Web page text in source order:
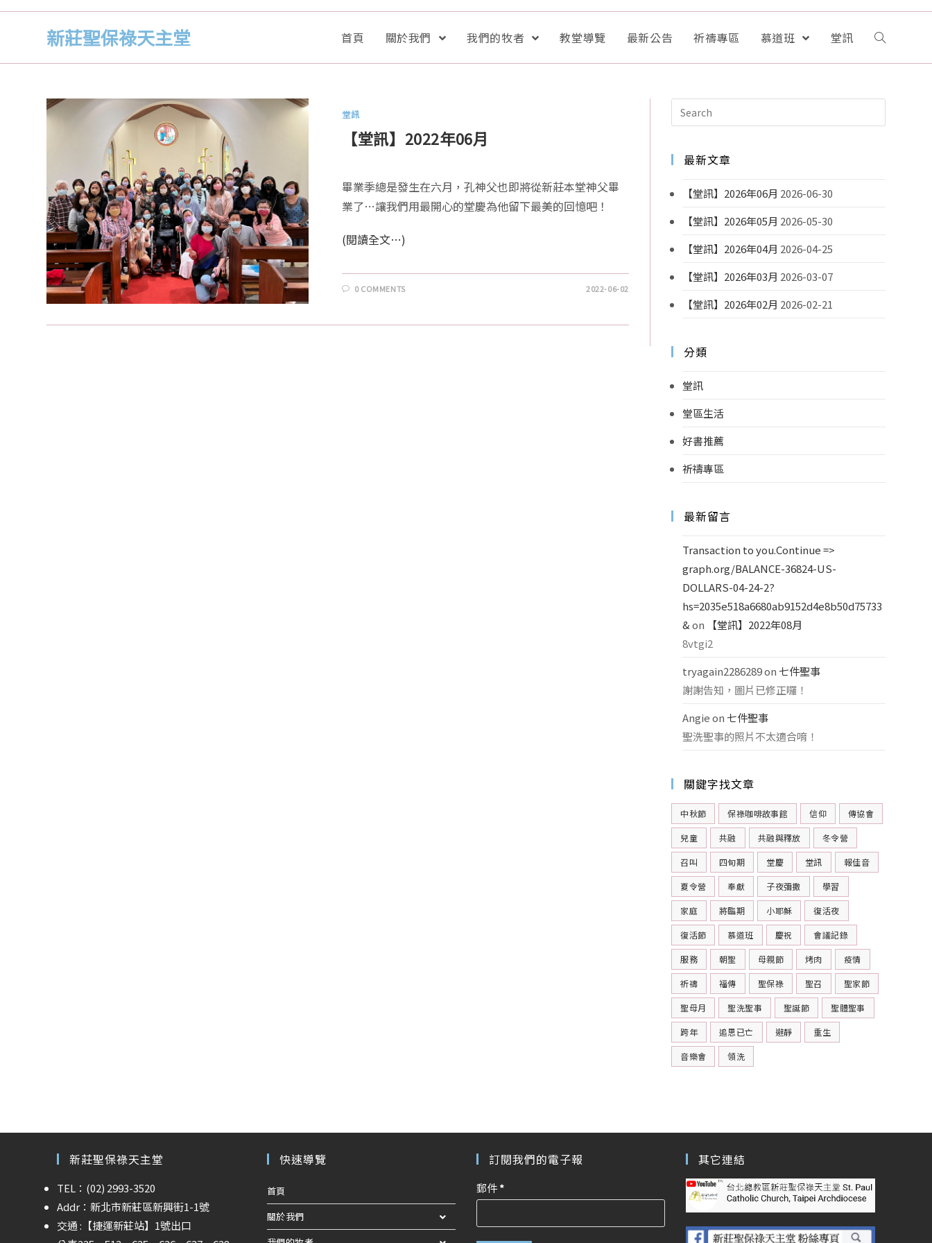
新莊聖保祿天主堂 首頁 關於我們 我們的牧者 教堂導覽 最新公告 祈禱專區 慕道班 堂訊
堂訊
【堂訊】2022年06月
畢業季總是發生在六月，孔神父也即將從新莊本堂神父畢
業了…讓我們用最開心的堂慶為他留下最美的回憶吧！
(閱讀全文…)
0 COMMENTS 2022-06-02
最新文章
【堂訊】2026年06月 2026-06-30
【堂訊】2026年05月 2026-05-30
【堂訊】2026年04月 2026-04-25
【堂訊】2026年03月 2026-03-07
【堂訊】2026年02月 2026-02-21
分類
堂訊
堂區生活
好書推薦
祈禱專區
最新留言
Transaction to you.Continue =>
graph.org/BALANCE-36824-US-
DOLLARS-04-24-2?
hs=2035e518a6680ab9152d4e8b50d75733
&on
【堂訊】2022年08月
8vtgi2
tryagain2286289on七件聖事
謝謝告知，圖片已修正囉！
Angieon七件聖事
聖洗聖事的照片不太適合唷！
關鍵字找文章
中秋節 保祿咖啡故事館 信仰 傳協會
兒童 共融 共融與釋放 冬令營
召叫 四旬期 堂慶 堂訊 報佳音
夏令營 奉獻 子夜彌撒 學習
家庭 將臨期 小耶穌 復活夜
復活節 慕道班 慶祝 會議記錄
服務 朝聖 母親節 烤肉 疫情
祈禱 福傳 聖保祿 聖召 聖家節
聖母月 聖洗聖事 聖誕節 聖體聖事
跨年 追思已亡 避靜 重生
音樂會 領洗
新莊聖保祿天主堂
TEL：(02) 2993-3520
Addr：新北市新莊區新興街1-1號
交通 : 【捷運新莊站】 1號出口
快速導覽
首頁
關於我們
訂閱我們的電子報
郵件*
其它連結